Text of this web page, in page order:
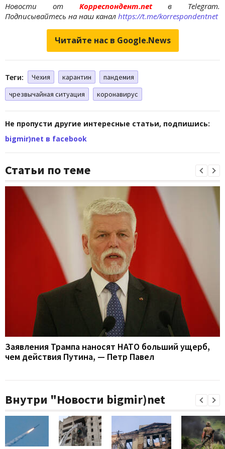
Новости отКорреспондент.netв Telegram.
Подписывайтесь на наш канал https://t.me/korrespondentnet
Читайте нас в Google.News
Теги: Чехия карантин
пандемия
чрезвычайная ситуация
коронавирус
Не пропусти другие интересные статьи, подпишись:
bigmir)net в facebook
Статьи по теме
Заявления Трампа наносят НАТО больший ущерб,
чем действия Путина, — Петр Павел
Внутри "Новости bigmir)net